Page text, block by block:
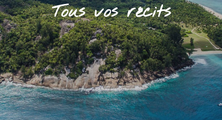
Tous vos récits